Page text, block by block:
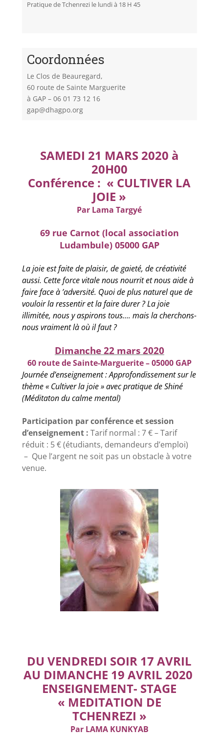
Pratique de Tchenrezi le lundi à 18 H 45
Coordonnées
Le Clos de Beauregard,
60 route de Sainte Marguerite
à GAP – 06 01 73 12 16
gap@dhagpo.org
SAMEDI 21 MARS 2020 à
20H00
Conférence : « CULTIVER LA
JOIE »
Par Lama Targyé
69 rue Carnot (local association
Ludambule) 05000 GAP
La joie est faite de plaisir, de gaieté, de créativité
aussi. Cette force vitale nous nourrit et nous aide à
faire face à ’adversité. Quoi de plus naturel que de
vouloir la ressentir et la faire durer ? La joie
illimitée, nous y aspirons tous…. mais la cherchons-
nous vraiment là où il faut ?
Dimanche 22 mars 2020
60 route de Sainte-Marguerite – 05000 GAP
Journée d’enseignement : Approfondissement sur le
thème « Cultiver la joie » avec pratique de Shiné
(Méditaton du calme mental)
Participation par conférence et session
d’enseignement : Tarif normal : 7 € – Tarif
réduit : 5 € (étudiants, demandeurs d’emploi)
– Que l’argent ne soit pas un obstacle à votre
venue.
DU VENDREDI SOIR 17 AVRIL
AU DIMANCHE 19 AVRIL 2020
ENSEIGNEMENT- STAGE
« MEDITATION DE
TCHENREZI »
Par LAMA KUNKYAB